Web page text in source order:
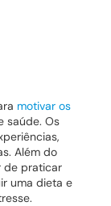
motivar os
saúde. Os
Além do
de praticar
uma dieta e